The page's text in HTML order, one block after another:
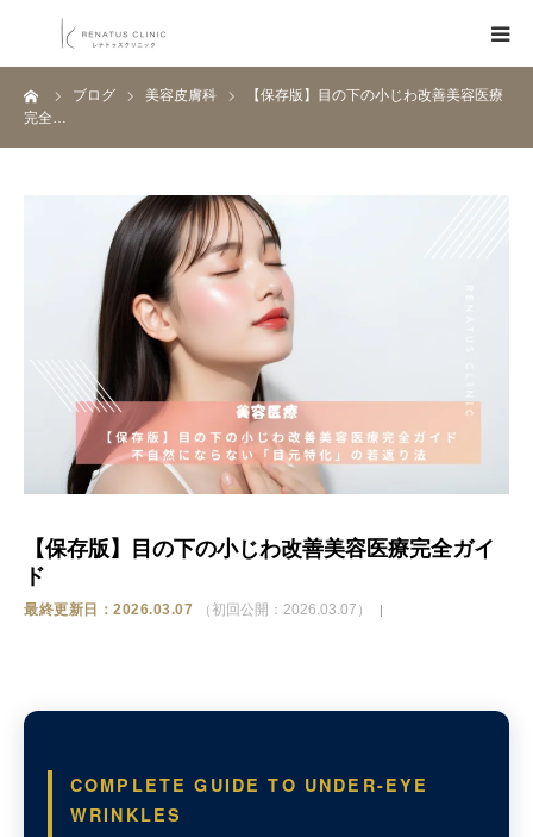
ブログ 美容皮膚科
【保存版】目の下の小じわ改善美容医療
完全…
【保存版】目の下の小じわ改善美容医療完全ガイ
ド
最終更新日：2026.03.07 （初回公開：2026.03.07）
COMPLETE GUIDE TO UNDER-EYE
WRINKLES
HOME
料金表
クリニック一覧
医師紹介
ブログ